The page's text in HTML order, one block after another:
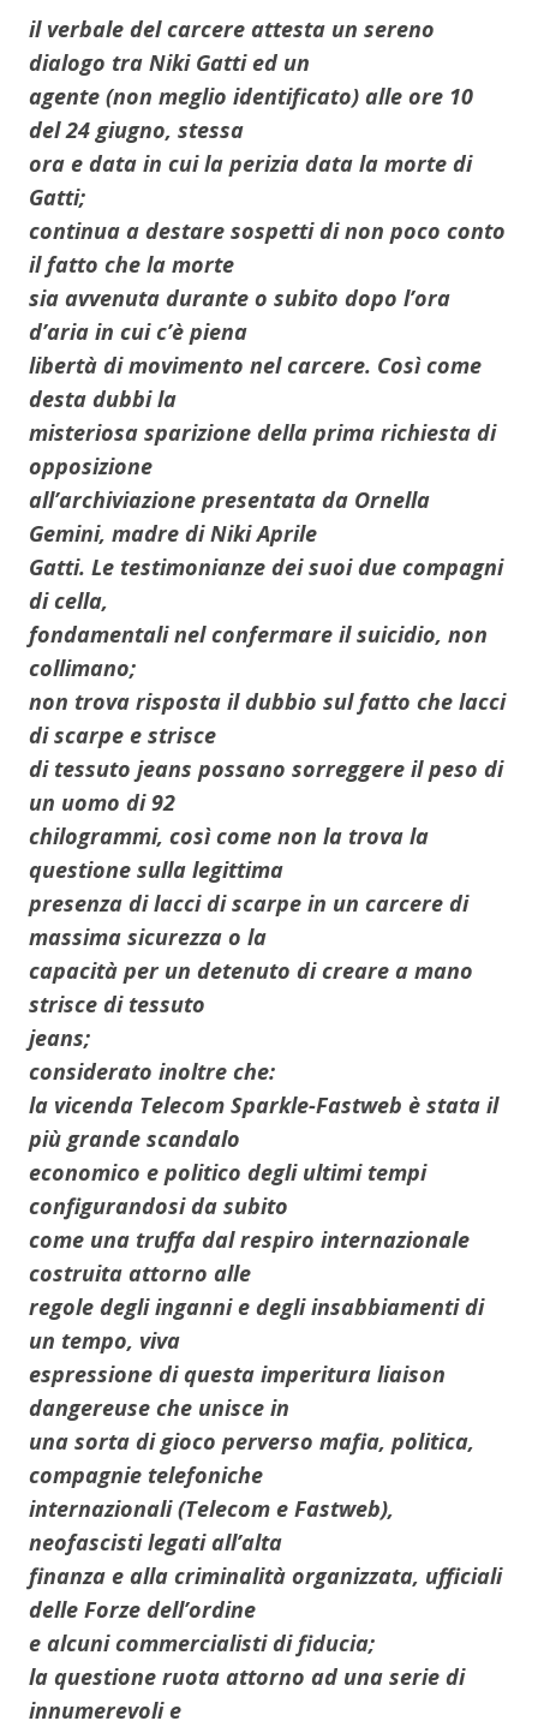
il verbale del carcere attesta un sereno
dialogo tra Niki Gatti ed un
agente (non meglio identificato) alle ore 10
del 24 giugno, stessa
ora e data in cui la perizia data la morte di
Gatti;
continua a destare sospetti di non poco conto
il fatto che la morte
sia avvenuta durante o subito dopo l’ora
d’aria in cui c’è piena
libertà di movimento nel carcere. Così come
desta dubbi la
misteriosa sparizione della prima richiesta di
opposizione
all’archiviazione presentata da Ornella
Gemini, madre di Niki Aprile
Gatti. Le testimonianze dei suoi due compagni
di cella,
fondamentali nel confermare il suicidio, non
collimano;
non trova risposta il dubbio sul fatto che lacci
di scarpe e strisce
di tessuto jeans possano sorreggere il peso di
un uomo di 92
chilogrammi, così come non la trova la
questione sulla legittima
presenza di lacci di scarpe in un carcere di
massima sicurezza o la
capacità per un detenuto di creare a mano
strisce di tessuto
jeans;
considerato inoltre che:
la vicenda Telecom Sparkle-Fastweb è stata il
più grande scandalo
economico e politico degli ultimi tempi
configurandosi da subito
come una truffa dal respiro internazionale
costruita attorno alle
regole degli inganni e degli insabbiamenti di
un tempo, viva
espressione di questa imperitura liaison
dangereuse che unisce in
una sorta di gioco perverso mafia, politica,
compagnie telefoniche
internazionali (Telecom e Fastweb),
neofascisti legati all’alta
finanza e alla criminalità organizzata, ufficiali
delle Forze dell’ordine
e alcuni commercialisti di fiducia;
la questione ruota attorno ad una serie di
innumerevoli e